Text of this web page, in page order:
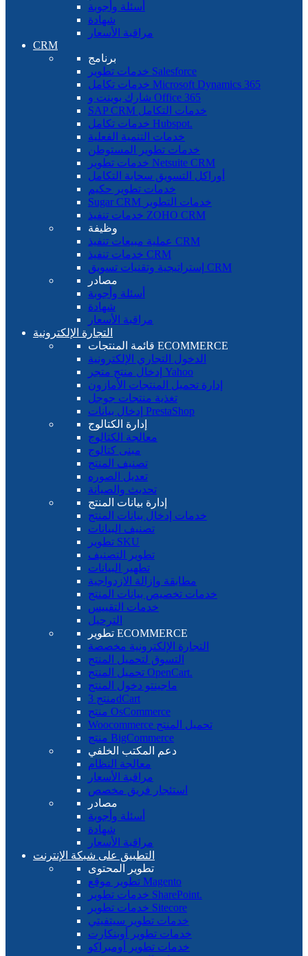
أسئلة وأجوبة
شهادة
مراقبة الأسعار
CRM
برنامج
خدمات تطوير Salesforce
خدمات تكامل Microsoft Dynamics 365
شارك بوينت و Office 365
SAP CRM خدمات التكامل
خدمات تكامل Hubspot.
خدمات التنمية الفعلية
خدمات تطوير المستوطن
خدمات تطوير Netsuite CRM
أوراكل التسويق سحابة التكامل
خدمات تطوير حكيم
Sugar CRM خدمات التطوير
خدمات تنفيذ ZOHO CRM
وظيفة
عملية مبيعات تنفيذ CRM
خدمات تنفيذ CRM
إستراتيجية وتقنيات تسويق CRM
مصادر
أسئلة وأجوبة
شهادة
مراقبة الأسعار
التجارة الإلكترونية
قائمة المنتجات ECOMMERCE
الدخول التجاري الإلكترونية
إدخال منتج متجر Yahoo
إدارة تحميل المنتجات الأمازون
تغذية منتجات جوجل
إدخال بيانات PrestaShop
إدارة الكتالوج
معالجة الكتالوج
مبنى كتالوج
تصنيف المنتج
تعديل الصوره
تحديث والصيانة
إدارة بيانات المنتج
خدمات إدخال بيانات المنتج
تصنيف البيانات
تطوير SKU
تطوير التصنيف
تطهير البيانات
مطابقة وإزالة الازدواجية
خدمات تخصيص بيانات المنتج
خدمات التقييس
الترحيل
تطوير ECOMMERCE
التجارة الإلكترونية مخصصة
التسوق لتحميل المنتج
تحميل المنتج OpenCart.
ماجينتو دخول المنتج
منتج 3dCart
منتج OsCommerce
Woocommerce تحميل المنتج
منتج BigCommerce
دعم المكتب الخلفي
معالجة النظام
مراقبة الأسعار
استئجار فريق مخصص
مصادر
أسئلة وأجوبة
شهادة
مراقبة الأسعار
التطبيق على شبكة الإنترنت
تطوير المحتوى
تطوير موقع Magento
خدمات تطوير SharePoint.
خدمات تطوير Sitecore
خدمات تطوير سيتفيتي
خدمات تطوير أوبنكارت
خدمات تطوير أومبراكو